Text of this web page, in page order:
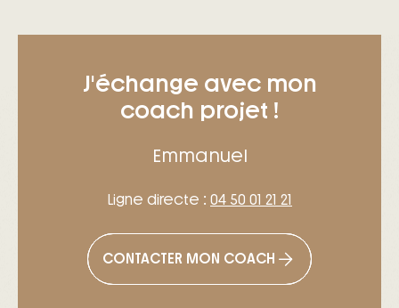
J'échange avec mon
coach projet !
Emmanuel
Ligne directe : 04 50 01 21 21
CONTACTER MON COACH